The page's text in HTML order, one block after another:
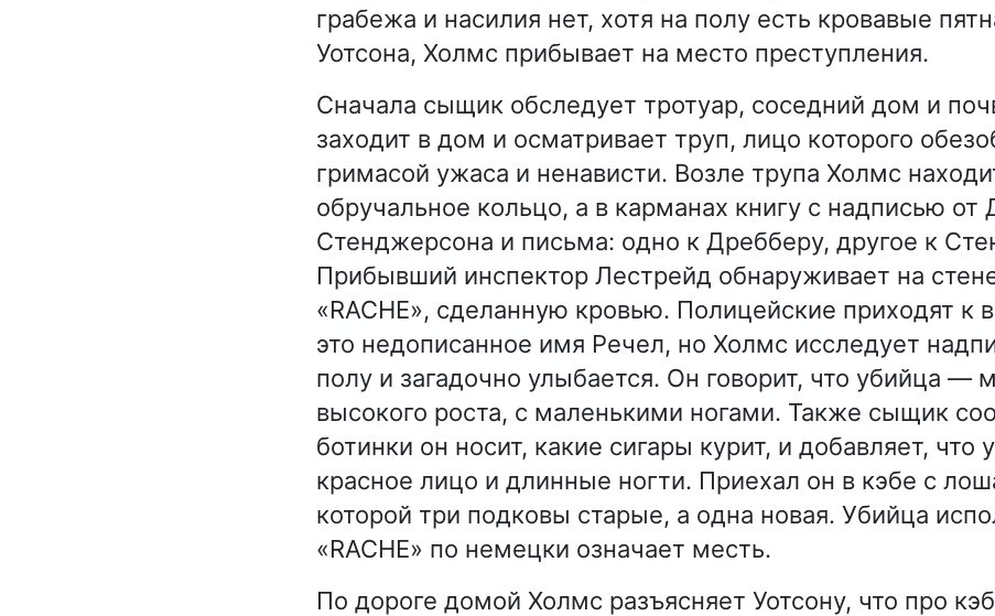
грабежа и насилия нет, хотя на полу есть кровавые
Уотсона, Холмс прибывает на место преступления.
Сначала сыщик обследует тротуар, соседний дом и
заходит в дом и осматривает труп, лицо которого
гримасой ужаса и ненависти. Возле трупа Холмс
обручальное кольцо, а в карманах книгу с надписью от
Стенджерсона и письма: одно к Дребберу, другое к
Прибывший инспектор Лестрейд обнаруживает на
«RACHE», сделанную кровью. Полицейские приходят к
это недописанное имя Речел, но Холмс исследует
полу и загадочно улыбается. Он говорит, что убийца —
высокого роста, с маленькими ногами. Также сыщик
ботинки он носит, какие сигары курит, и добавляет, что
красное лицо и длинные ногти. Приехал он в кэбе с
которой три подковы старые, а одна новая. Убийца
«RACHE» по немецки означает месть.
По дороге домой Холмс разъясняет Уотсону, что про